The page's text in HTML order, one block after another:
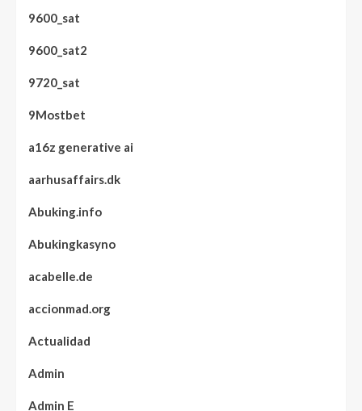
9600_sat
9600_sat2
9720_sat
9Mostbet
a16z generative ai
aarhusaffairs.dk
Abuking.info
Abukingkasyno
acabelle.de
accionmad.org
Actualidad
Admin
Admin E